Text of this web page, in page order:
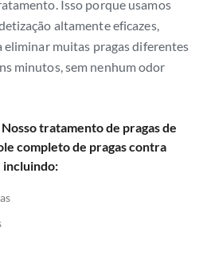
Isso porque usamos
altamente eficazes,
eliminar muitas pragas diferentes
minutos, sem nenhum odor
tratamento de pragas de
completo de pragas contra
incluindo: